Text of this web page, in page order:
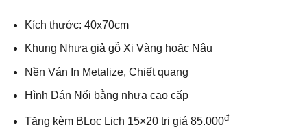
Kích thước: 40x70cm
Khung Nhựa giả gỗ Xi Vàng hoặc Nâu
Nền Ván In Metalize, Chiết quang
Hình Dán Nổi bằng nhựa cao cấp
Tặng kèm BLoc Lịch 15×20 trị giá 85.000đ